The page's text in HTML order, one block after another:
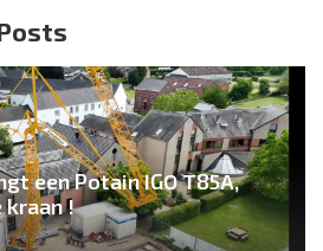
een Potain IGO T85A,
kraan !